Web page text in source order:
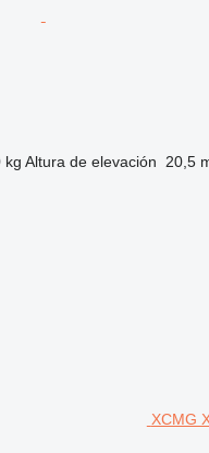
kg Altura de elevación 20,5
XCMG